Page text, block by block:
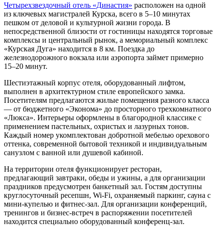
Четырехзвездочный отель «Династия» расположен на одной
из ключевых магистралей Курска, всего в 5–10 минутах
пешком от деловой и культурной жизни города. В
непосредственной близости от гостиницы находятся торговые
комплексы и центральный рынок, а мемориальный комплекс
«Курская Дуга» находится в 8 км. Поездка до
железнодорожного вокзала или аэропорта займет примерно
15–20 минут.
Шестиэтажный корпус отеля, оборудованный лифтом,
выполнен в архитектурном стиле европейского замка.
Посетителям предлагаются жилые помещения разного класса
— от бюджетного «Эконома» до просторного трехкомнатного
«Люкса». Интерьеры оформлены в благородной классике с
применением пастельных, охристых и лазурных тонов.
Каждый номер укомплектован добротной мебелью орехового
оттенка, современной бытовой техникой и индивидуальным
санузлом с ванной или душевой кабиной.
На территории отеля функционирует ресторан,
предлагающий завтраки, обеды и ужины, а для организации
праздников предусмотрен банкетный зал. Гостям доступны
круглосуточный ресепшн, Wi-Fi, охраняемый паркинг, сауна с
мини-купелью и фитнес-зал. Для организации конференций,
тренингов и бизнес-встреч в распоряжении посетителей
находится специально оборудованный конференц-зал.